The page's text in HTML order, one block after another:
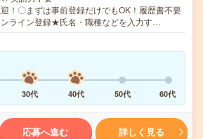
！〇まずは事前登録だけでもOK！履歴書不要
ライン登録★氏名・職種などを入力す…
30代 40代 50代 60代
応募へ進む 詳しく見る